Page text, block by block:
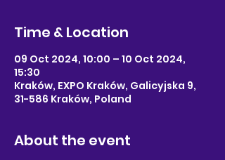
Time & Location
09 Oct 2024, 10:00 – 10 Oct 2024,
15:30
Kraków, EXPO Kraków, Galicyjska 9,
31-586 Kraków, Poland
About the event